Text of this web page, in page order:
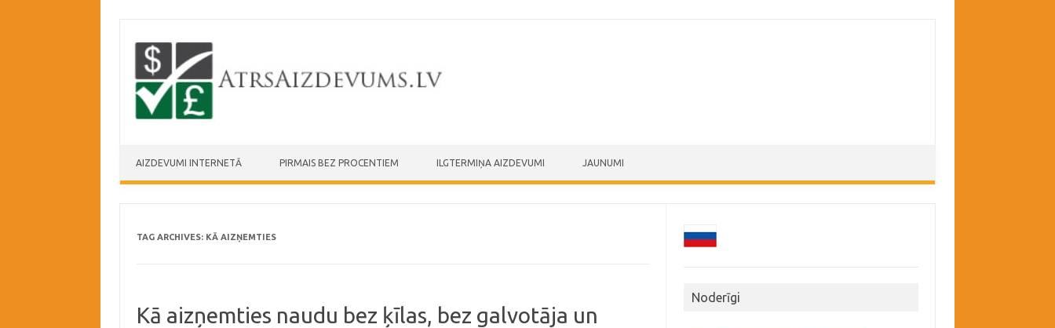
AIZDEVUMI INTERNETĀ PIRMAIS BEZ PROCENTIEM ILGTERMIŅA AIZDEVUMI JAUNUMI
TAG ARCHIVES: KĀ AIZŅEMTIES
Kā aizņemties naudu bez ķīlas, bez galvotāja un
Noderīgi